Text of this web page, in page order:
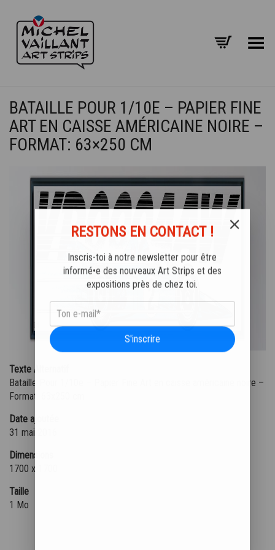
Basculer le menu
BATAILLE POUR 1/10E – PAPIER FINE
ART EN CAISSE AMÉRICAINE NOIRE –
FORMAT: 63×250 CM
Texte Alternatif
Bataille Pour 1/10e – Papier Fine Art en caisse américaine noire –
Format: 63x250 cm
Date ajoutée
31 mai 2016
Dimensions
1700 x 1700
Taille
1 Mo
RESTONS EN CONTACT !
Inscris-toi à notre newsletter pour être
informé•e des nouveaux Art Strips et des
expositions près de chez toi.
S'inscrire